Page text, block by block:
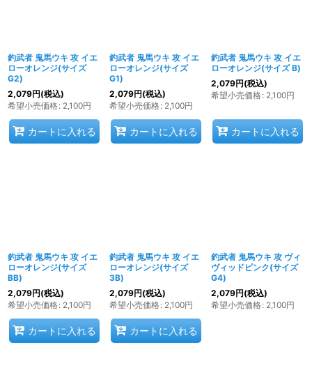
釣武者 鬼馬ウキ 攻 イエ
ローオレンジ(サイズ
G2)
2,079円(税込)
希望小売価格: 2,100円
カートに入れる
釣武者 鬼馬ウキ 攻 イエ
ローオレンジ(サイズ
G1)
2,079円(税込)
希望小売価格: 2,100円
カートに入れる
釣武者 鬼馬ウキ 攻 イエ
ローオレンジ(サイズ B)
2,079円(税込)
希望小売価格: 2,100円
カートに入れる
釣武者 鬼馬ウキ 攻 イエ
ローオレンジ(サイズ
BB)
2,079円(税込)
希望小売価格: 2,100円
カートに入れる
釣武者 鬼馬ウキ 攻 イエ
ローオレンジ(サイズ
3B)
2,079円(税込)
希望小売価格: 2,100円
カートに入れる
釣武者 鬼馬ウキ 攻 ヴィ
ヴィッドピンク(サイズ
G4)
2,079円(税込)
希望小売価格: 2,100円